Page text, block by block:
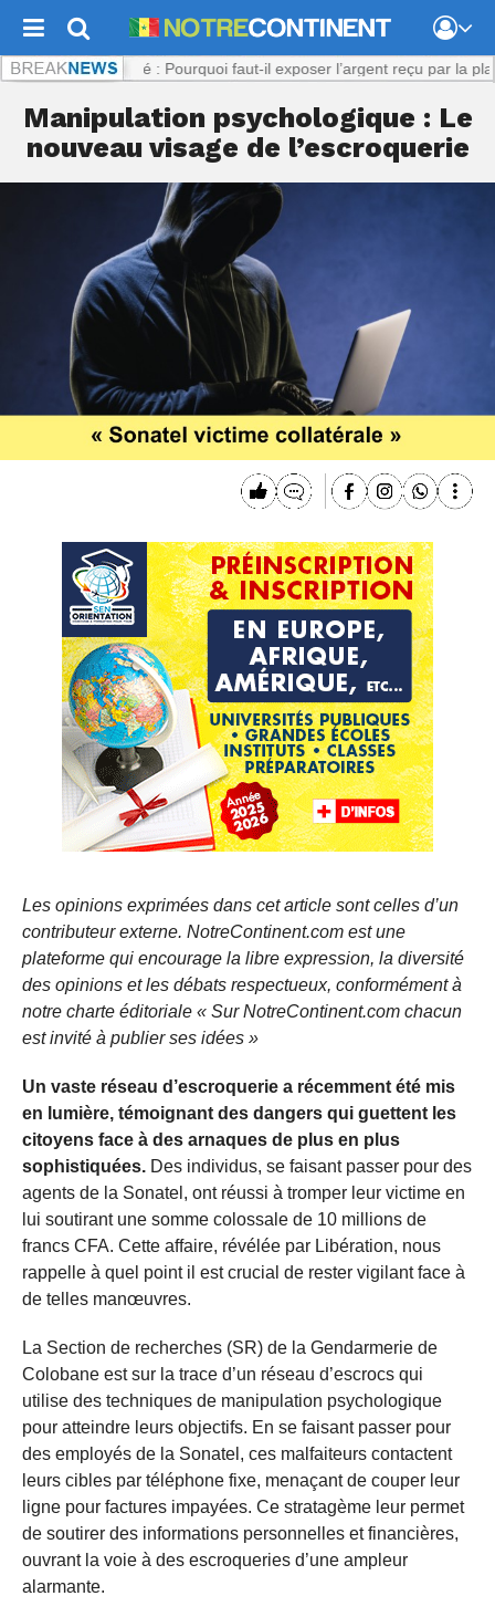
Viol présumé : Pourquoi faut-il exposer l’argent reçu par la
Manipulation psychologique : Le
nouveau visage de l’escroquerie
Les opinions exprimées dans cet article sont celles d’un
contributeur externe. NotreContinent.com est une
plateforme qui encourage la libre expression, la diversité
des opinions et les débats respectueux, conformément à
notre charte éditoriale « Sur NotreContinent.com chacun
est invité à publier ses idées »
Un vaste réseau d’escroquerie a récemment été mis
en lumière, témoignant des dangers qui guettent les
citoyens face à des arnaques de plus en plus
sophistiquées. Des individus, se faisant passer pour des
agents de la Sonatel, ont réussi à tromper leur victime en
lui soutirant une somme colossale de 10 millions de
francs CFA. Cette affaire, révélée par Libération, nous
rappelle à quel point il est crucial de rester vigilant face à
de telles manœuvres.
La Section de recherches (SR) de la Gendarmerie de
Colobane est sur la trace d’un réseau d’escrocs qui
utilise des techniques de manipulation psychologique
pour atteindre leurs objectifs. En se faisant passer pour
des employés de la Sonatel, ces malfaiteurs contactent
leurs cibles par téléphone fixe, menaçant de couper leur
ligne pour factures impayées. Ce stratagème leur permet
de soutirer des informations personnelles et financières,
ouvrant la voie à des escroqueries d’une ampleur
alarmante.